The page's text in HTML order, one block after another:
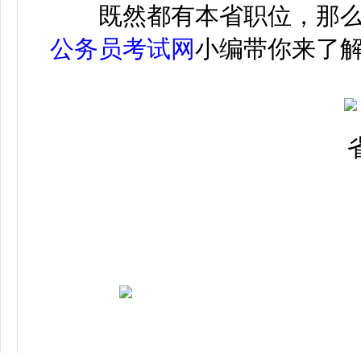
既然都有本省职位，那么
公务员考试网小编带你来了